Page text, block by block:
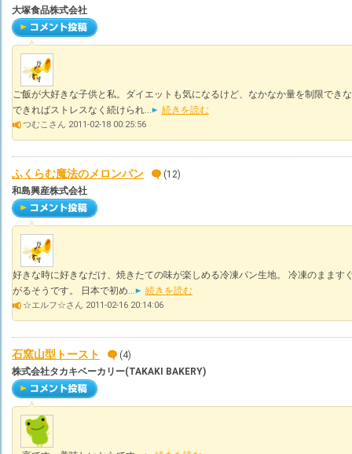
大塚食品株式会社
ご飯が大好きな子供と私。ダイエットも気になるけど、なかなか量を制限でき
できればストレスなく続けられ...
続きを読む
つむこさん 2011-02-18 00:25:56
ふくらむ魔法のメロンパン
(12)
和島興産株式会社
好きな時に好きなだけ、焼きたての味が楽しめる冷凍パン生地。 冷凍のまます
がるそうです。 日本で初め...
続きを読む
☆エルフ☆さん 2011-02-16 20:14:06
石窯山型トースト
(4)
株式会社タカキベーカリー(TAKAKI BAKERY)